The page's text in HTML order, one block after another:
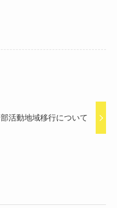
部活動地域移行について